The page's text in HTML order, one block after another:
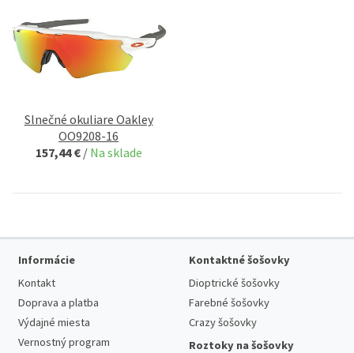
Slnečné okuliare Oakley
OO9208-16
157,44 € / Na sklade
Informácie
Kontakt
Doprava a platba
Výdajné miesta
Vernostný program
Kontaktné šošovky
Dioptrické šošovky
Farebné šošovky
Crazy šošovky
Roztoky na šošovky